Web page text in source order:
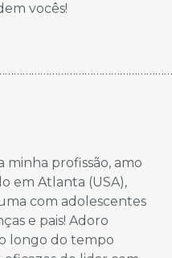
vocês!
minha profissão, amo
em Atlanta (USA),
com adolescentes
e pais! Adoro
longo do tempo